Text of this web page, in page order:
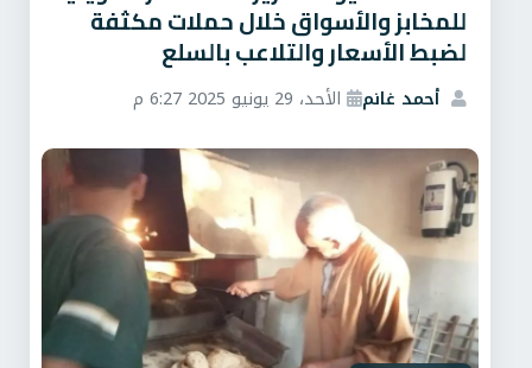
للمخابز والأسواق خلال حملات مكثفة
لضبط الأسعار والتلاعب بالسلع
أحمد غانم الأحد، 29 يونيو 2025 6:27 م